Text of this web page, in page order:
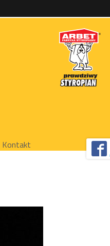
Kontakt